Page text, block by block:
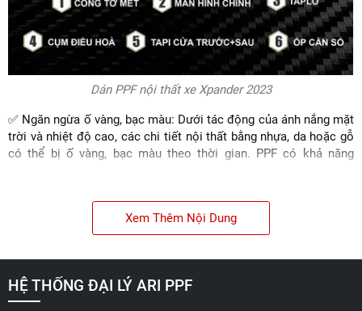
Dán PPF nội thất xe Xpander 2023
✅ Ngăn ngừa ố vàng, bạc màu: Dưới tác động của ánh nắng mặt
trời và nhiệt độ cao, các chi tiết nội thất bằng nhựa, da hoặc gỗ
có thể bị ố vàng, bạc màu theo thời gian. PPF có khả năng
✅ Giữ gìn giá trị xe: Một chiếc xe có nội thất được bảo dưỡng
tốt sẽ có giá trị bán lại cao hơn. Việc dán PPF không chỉ bảo vệ
✅ Tăng tính thẩm mỹ, tạo sự sang trọng: Phim PPF có độ trong
Xem Thêm Nội Dung
HỆ THỐNG ĐẠI LÝ ARI PPF